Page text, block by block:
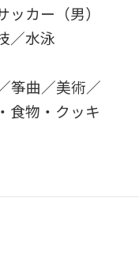
カー（男）
／水泳
筝曲／美術／
食物・クッキ